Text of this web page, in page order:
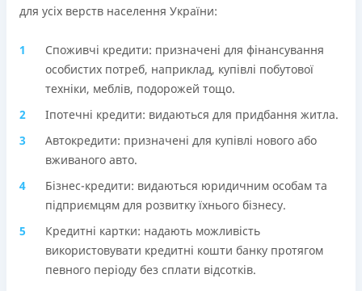
для усіх верств населення України:
Споживчі кредити: призначені для фінансування
особистих потреб, наприклад, купівлі побутової
техніки, меблів, подорожей тощо.
Іпотечні кредити: видаються для придбання житла.
Автокредити: призначені для купівлі нового або
вживаного авто.
Бізнес-кредити: видаються юридичним особам та
підприємцям для розвитку їхнього бізнесу.
Кредитні картки: надають можливість
використовувати кредитні кошти банку протягом
певного періоду без сплати відсотків.